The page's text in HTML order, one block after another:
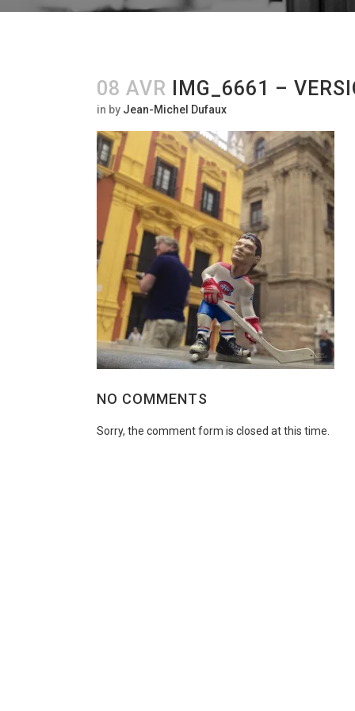
08 AVR IMG_6661 –
in by Jean-Michel Dufaux
NO COMMENTS
Sorry, the comment form is closed at this time.